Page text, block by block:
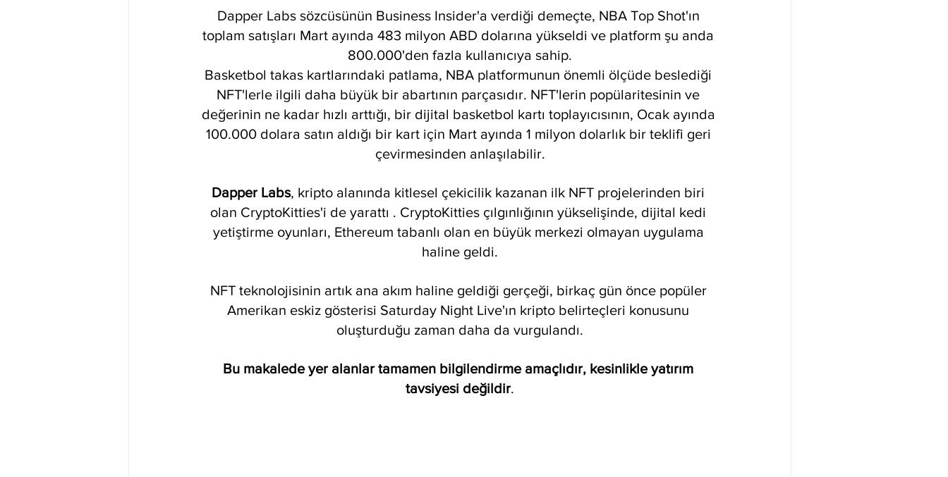
Dapper Labs sözcüsünün Business Insider'a verdiği demeçte, NBA Top Shot'ın
toplam satışları Mart ayında 483 milyon ABD dolarına yükseldi ve platform şu anda
800.000'den fazla kullanıcıya sahip.
Basketbol takas kartlarındaki patlama, NBA platformunun önemli ölçüde beslediği
NFT'lerle ilgili daha büyük bir abartının parçasıdır. NFT'lerin popülaritesinin ve
değerinin ne kadar hızlı arttığı, bir dijital basketbol kartı toplayıcısının, Ocak ayında
100.000 dolara satın aldığı bir kart için Mart ayında 1 milyon dolarlık bir teklifi geri
çevirmesinden anlaşılabilir.
Dapper Labs, kripto alanında kitlesel çekicilik kazanan ilk NFT projelerinden biri
olan CryptoKitties'i de yarattı . CryptoKitties çılgınlığının yükselişinde, dijital kedi
yetiştirme oyunları, Ethereum tabanlı olan en büyük merkezi olmayan uygulama
haline geldi.
NFT teknolojisinin artık ana akım haline geldiği gerçeği, birkaç gün önce popüler
Amerikan eskiz gösterisi Saturday Night Live'ın kripto belirteçleri konusunu
oluşturduğu zaman daha da vurgulandı.
Bu makalede yer alanlar tamamen bilgilendirme amaçlıdır, kesinlikle yatırım
tavsiyesi değildir.